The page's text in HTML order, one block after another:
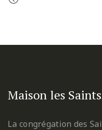
Maison les
La congrégation des